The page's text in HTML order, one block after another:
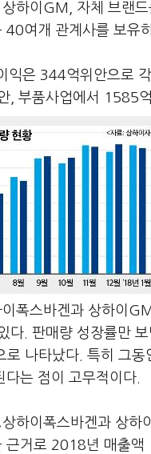
하이GM, 자체 브랜
여개 관계사를 보유
은 344억위안으로
, 부품사업에서 1585
폭스바겐과 상하이
다. 판매량 성장률만
나타났다. 특히 그
는 점이 고무적이다.
하이폭스바겐과 상
거로 2018년 매출